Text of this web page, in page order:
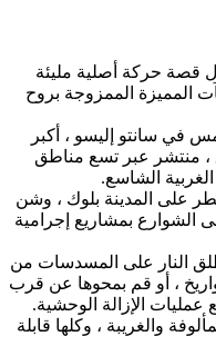
قصة حركة أصلية مليئة
المميزة الممزوجة بروح
في سانتو إليسو ، أكبر
منتشر عبر تسع مناطق
الشاسع.
على المدينة بلوك ، وشن
بمشاريع إجرامية
أطلق النار على المسدسات من
، أو قم بمحوها عن قرب
عمليات الإزالة الوحشية.
والغريبة ، وكلها قابلة